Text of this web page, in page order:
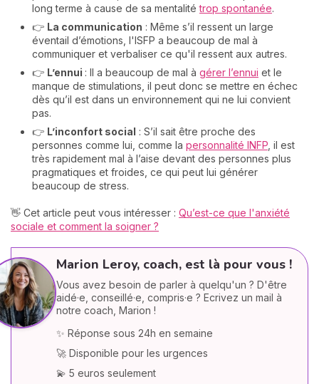
long terme à cause de sa mentalitétrop spontanée.
👉 La communication : Même s’il ressent un large
éventail d’émotions, l'ISFP a beaucoup de mal à
communiquer et verbaliser ce qu'il ressent aux autres.
👉 L’ennui : Il a beaucoup de mal à gérer l’ennui et le
manque de stimulations, il peut donc se mettre en échec
dès qu’il est dans un environnement qui ne lui convient
pas.
👉 L’inconfort social : S’il sait être proche des
personnes comme lui, comme la personnalité INFP , il est
très rapidement mal à l’aise devant des personnes plus
pragmatiques et froides, ce qui peut lui générer
beaucoup de stress.
👋 Cet article peut vous intéresser : Qu’est-ce que l'anxiété
sociale et comment la soigner ?
Marion Leroy, coach, est là pour vous !
Vous avez besoin de parler à quelqu'un ? D'être
aidé·e, conseillé·e, compris·e ? Ecrivez un mail à
notre coach, Marion !
✨ Réponse sous 24h en semaine
🚀 Disponible pour les urgences
💫 5 euros seulement